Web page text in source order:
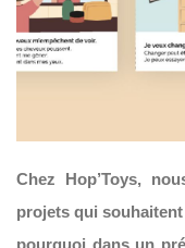
Chez Hop’Toys,
projets qui
pourquoi dans un